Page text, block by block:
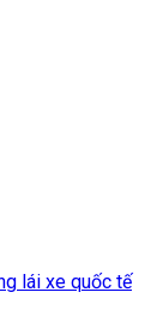
lái xe quốc tế